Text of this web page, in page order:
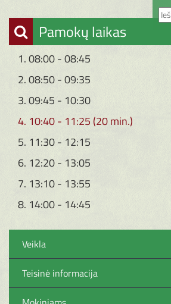
Pamokų laikas
1. 08:00 - 08:45
2. 08:50 - 09:35
3. 09:45 - 10:30
4. 10:40 - 11:25 (20 min.)
5. 11:30 - 12:15
6. 12:20 - 13:05
7. 13:10 - 13:55
8. 14:00 - 14:45
Veikla
Teisinė informacija